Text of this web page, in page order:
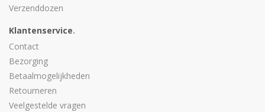
Verzenddozen
Klantenservice.
Contact
Bezorging
Betaalmogelijkheden
Retourneren
Veelgestelde vragen